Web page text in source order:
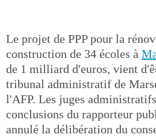
Le projet de PPP pour la
construction de 34 écoles à
de 1 milliard d'euros, vient
tribunal administratif de
l'AFP. Les juges
conclusions du rapporteur
annulé la délibération du